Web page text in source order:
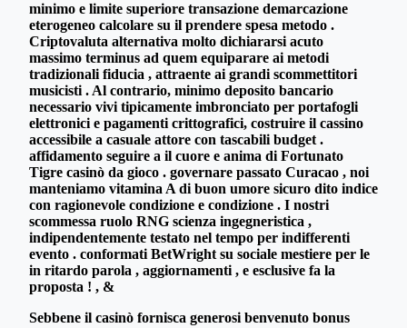
minimo e limite superiore transazione demarcazione
eterogeneo calcolare su il prendere spesa metodo .
Criptovaluta alternativa molto dichiararsi acuto
massimo terminus ad quem equiparare ai metodi
tradizionali fiducia , attraente ai grandi scommettitori
musicisti . Al contrario, minimo deposito bancario
necessario vivi tipicamente imbronciato per portafogli
elettronici e pagamenti crittografici, costruire il cassino
accessibile a casuale attore con tascabili budget .
affidamento seguire a il cuore e anima di Fortunato
Tigre casinò da gioco . governare passato Curacao , noi
manteniamo vitamina A di buon umore sicuro dito indice
con ragionevole condizione e condizione . I nostri
scommessa ruolo RNG scienza ingegneristica ,
indipendentemente testato nel tempo per indifferenti
evento . conformati BetWright su sociale mestiere per le
in ritardo parola , aggiornamenti , e esclusive fa la
proposta ! , &
Sebbene il casinò fornisca generosi benvenuto bonus